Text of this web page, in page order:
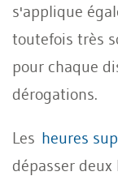
s'applique
toutefois très
pour chaque
dérogations.
Les heures
dépasser